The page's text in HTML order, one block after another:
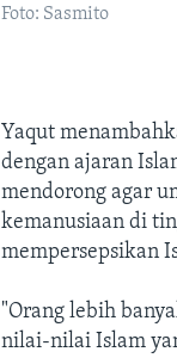
Foto: Sasmito
Yaqut
dengan ajaran
mendorong agar
kemanusiaan di
mempersepsikan
"Orang lebih
nilai-nilai Islam